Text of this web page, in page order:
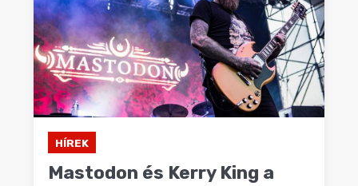
KULT
MÁSVILÁG
BLOG
HÍREK
Mastodon és Kerry King a